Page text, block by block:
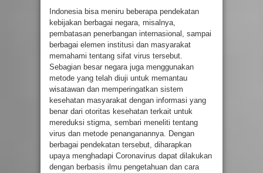
Indonesia bisa meniru beberapa pendekatan
kebijakan berbagai negara, misalnya,
pembatasan penerbangan internasional, sampai
berbagai elemen institusi dan masyarakat
memahami tentang sifat virus tersebut.
Sebagian besar negara juga menggunakan
metode yang telah diuji untuk memantau
wisatawan dan memperingatkan sistem
kesehatan masyarakat dengan informasi yang
benar dari otoritas kesehatan terkait untuk
mereduksi stigma, sembari meneliti tentang
virus dan metode penanganannya. Dengan
berbagai pendekatan tersebut, diharapkan
upaya menghadapi Coronavirus dapat dilakukan
dengan berbasis ilmu pengetahuan dan cara